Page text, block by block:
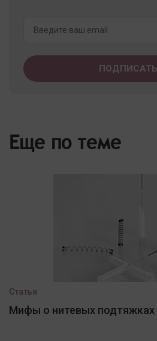
Еще по теме
Статья
Мифы о нитевых подтяжках